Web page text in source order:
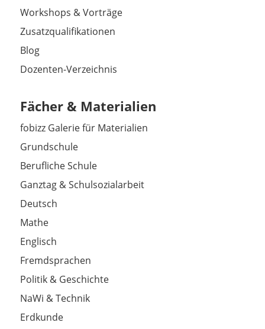
Workshops & Vorträge
Zusatzqualifikationen
Blog
Dozenten-Verzeichnis
Fächer & Materialien
fobizz Galerie für Materialien
Grundschule
Berufliche Schule
Ganztag & Schulsozialarbeit
Deutsch
Mathe
Englisch
Fremdsprachen
Politik & Geschichte
NaWi & Technik
Erdkunde